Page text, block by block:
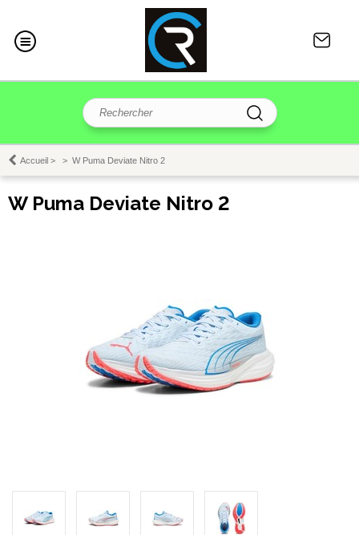
Accueil > > W Puma Deviate Nitro 2
W Puma Deviate Nitro 2